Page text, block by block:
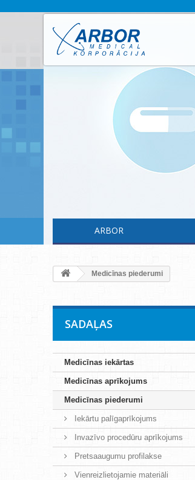
ARBOR
Medicīnas piederumi
SADAĻAS
Medicīnas iekārtas
Medicīnas aprīkojums
Medicīnas piederumi
Iekārtu palīgaprīkojums
Invazīvo procedūru aprīkojums
Pretsaaugumu profilakse
Vienreizlietojamie materiāli